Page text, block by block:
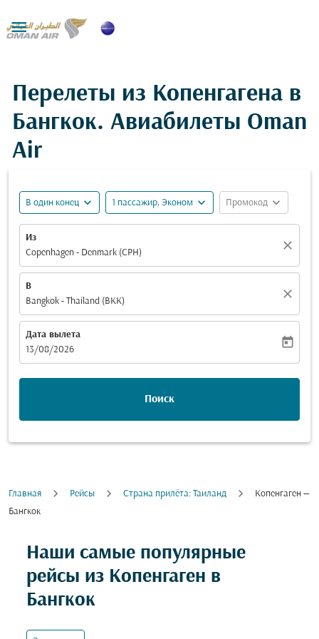

Перелеты из Копенгагена в
Бангкок. Авиабилеты Oman
Air
В один конец expand_more 1 пассажир, Эконом expand_more Промокод expand_more
Из
Copenhagen - Denmark (CPH)
close
В
Bangkok - Thailand (BKK)
close
Дата вылета
fc-booking-departure-date-aria-label
13/08/2026
today
Поиск
Главная Рейсы Cтрана прилёта: Таиланд
Копенгаген —
Бангкок
Наши самые популярные
рейсы из Копенгаген в
Бангкок
Попробуйте обновить свой маршрут